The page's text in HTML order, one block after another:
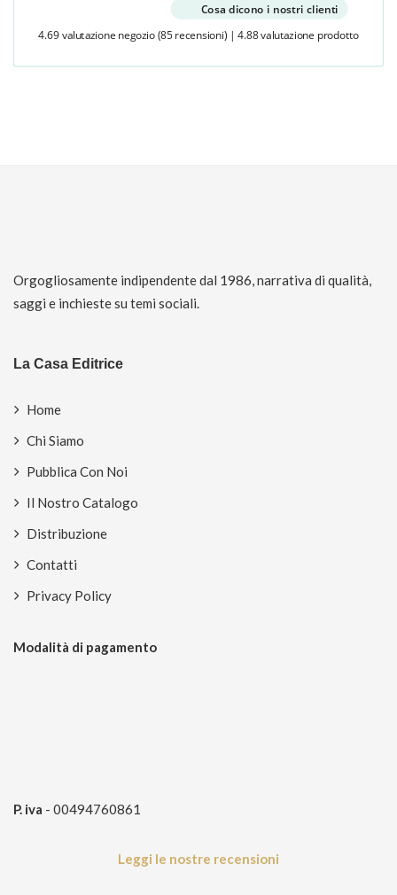
Cosa dicono i nostri clienti
4.69 valutazione negozio (85 recensioni) | 4.88 valutazione prodotto
Orgogliosamente indipendente dal 1986, narrativa di qualità,
saggi e inchieste su temi sociali.
La Casa Editrice
Home
Chi Siamo
Pubblica Con Noi
Il Nostro Catalogo
Distribuzione
Contatti
Privacy Policy
Modalità di pagamento
P. iva - 00494760861
Leggi le nostre recensioni